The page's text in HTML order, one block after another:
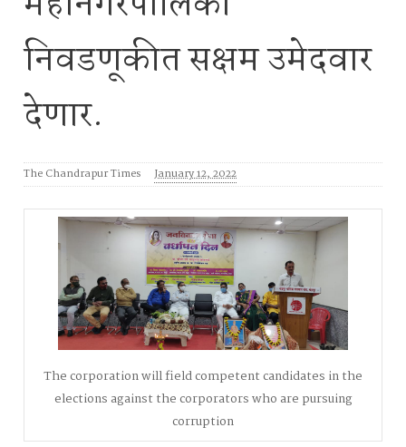
निवडणूकीत सक्षम उमेदवार
देणार.
The Chandrapur Times January 12, 2022
The corporation will field competent candidates in the
elections against the corporators who are pursuing
corruption